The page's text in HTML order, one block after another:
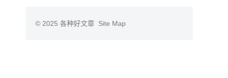
© 2025 各种好文章 Site Map